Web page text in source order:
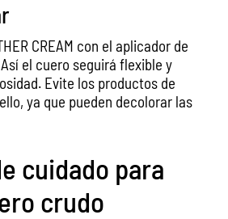
CREAM con el aplicador de
el cuero seguirá flexible y
Evite los productos de
ya que pueden decolorar las
cuidado para
crudo